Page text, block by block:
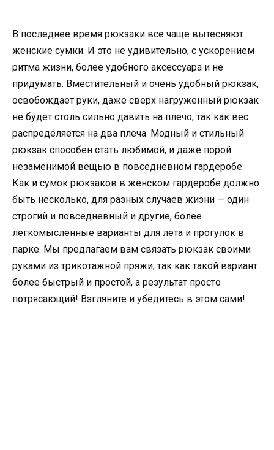
В последнее время рюкзаки все чаще вытесняют
женские сумки. И это не удивительно, с ускорением
ритма жизни, более удобного аксессуара и не
придумать. Вместительный и очень удобный рюкзак,
освобождает руки, даже сверх нагруженный рюкзак
не будет столь сильно давить на плечо, так как вес
распределяется на два плеча. Модный и стильный
рюкзак способен стать любимой, и даже порой
незаменимой вещью в повседневном гардеробе.
Как и сумок рюкзаков в женском гардеробе должно
быть несколько, для разных случаев жизни — один
строгий и повседневный и другие, более
легкомысленные варианты для лета и прогулок в
парке. Мы предлагаем вам связать рюкзак своими
руками из трикотажной пряжи, так как такой вариант
более быстрый и простой, а результат просто
потрясающий! Взгляните и убедитесь в этом сами!